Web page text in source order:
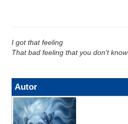
I got that feeling
That bad feeling that you don't know
Autor